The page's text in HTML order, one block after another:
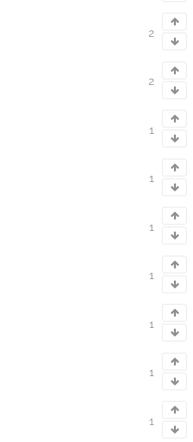
2
2
1
1
1
1
1
1
1